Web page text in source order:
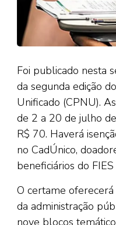
Foi publicado nesta
da segunda edição
Unificado (CPNU).
de 2 a 20 de julho
R$ 70. Haverá
no CadÚnico,
beneficiários do
O certame
da administração
nove blocos